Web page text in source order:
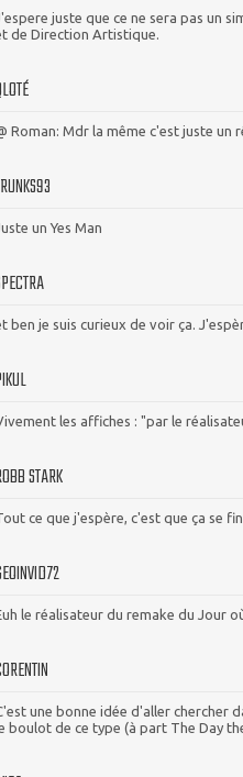
juste que ce ne sera pas un
de Direction Artistique.
Roman: Mdr la même c'est juste un
un Yes Man
ben je suis curieux de voir ça.
les affiches : "par le
STARK
ce que j'espère, c'est que ça se
le réalisateur du remake du Jour
une bonne idée d'aller chercher
boulot de ce type (à part The Day